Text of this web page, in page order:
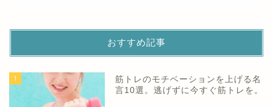
おすすめ記事
1
筋トレのモチベーションを上げる名
言10選。逃げずに今すぐ筋トレを。